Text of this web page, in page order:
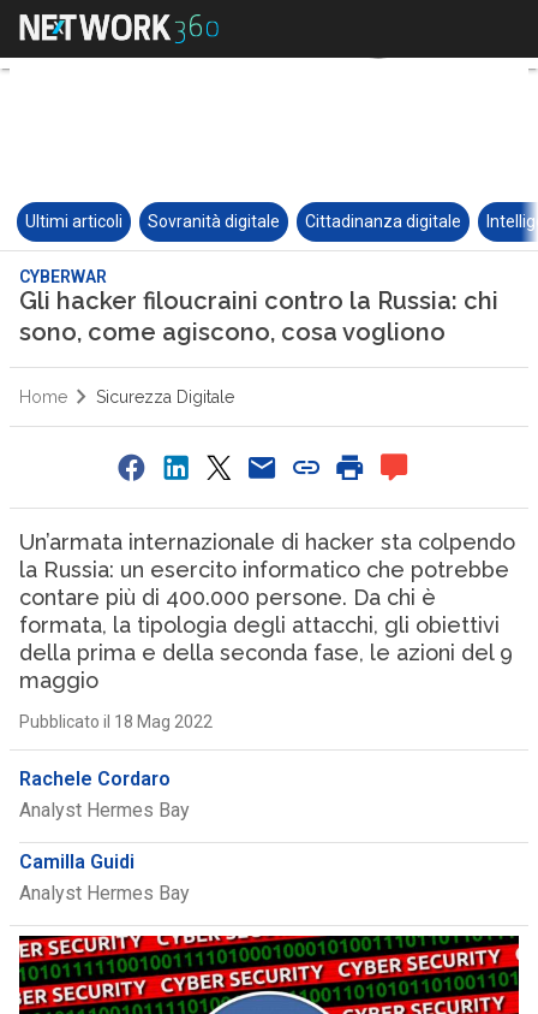
Ultimi articoli Sovranità digitale Cittadinanza digitale
CYBERWAR
Gli hacker filoucraini contro la Russia: chi
sono, come agiscono, cosa vogliono
Home Sicurezza Digitale
Un’armata internazionale di hacker sta colpendo
la Russia: un esercito informatico che potrebbe
contare più di 400.000 persone. Da chi è
formata, la tipologia degli attacchi, gli obiettivi
della prima e della seconda fase, le azioni del 9
maggio
Pubblicato il 18 Mag 2022
Rachele Cordaro
Analyst Hermes Bay
Camilla Guidi
Analyst Hermes Bay